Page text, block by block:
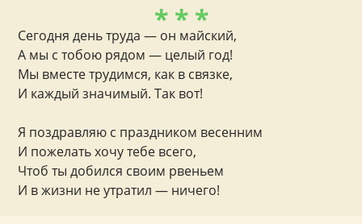
* * *
Сегодня день труда — он майский,
А мы с тобою рядом — целый год!
Мы вместе трудимся, как в связке,
И каждый значимый. Так вот!
Я поздравляю с праздником весенним
И пожелать хочу тебе всего,
Чтоб ты добился своим рвеньем
И в жизни не утратил — ничего!